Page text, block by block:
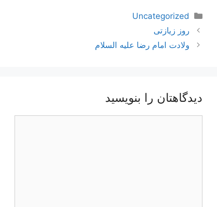
دسته‌ها
Uncategorized
ناوبری
نوشته‌ها
روز زیازتی
ولادت امام رضا علیه السلام
دیدگاهتان را بنویسید